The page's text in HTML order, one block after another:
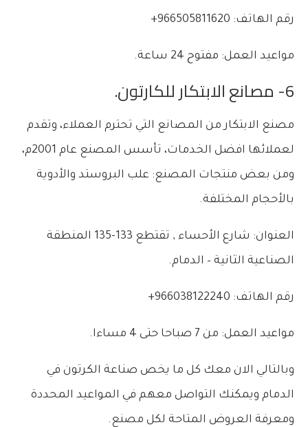
رقم الهاتف: 966505811620+
مواعيد العمل: مفتوح 24 ساعة.
6- مصانع الابتكار للكارتون.
مصنع الابتكار من المصانع التي تحترم العملاء، وتقدم
لعملائها افضل الخدمات، تأسس المصنع عام 2001م،
ومن بعض منتجات المصنع: علب البروستد والأدوية
بالأحجام المختلفة.
العنوان:
شارع الأحساء , تقتطع 133-135 المنطقة
الصناعية الثانية – الدمام.
رقم الهاتف: 966038122240+
مواعيد العمل: من 7 صباحا حتى 4 مساءا.
وبالتالي الان معك كل ما يخص صناعة الكرتون في
الدمام ويمكنك التواصل معهم في المواعيد المحددة
ومعرفة العروض المتاحة لكل مصنع.